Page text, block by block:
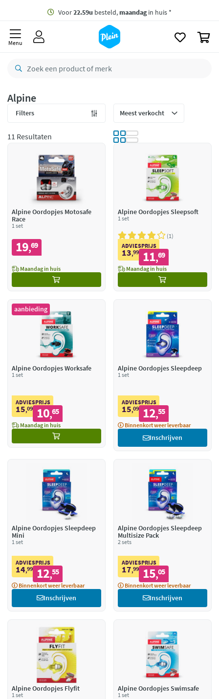
Gratis bezorging vanaf 35,- *
besteld,maandag
retourneren
Betaal met Klarna
Menu
Alpine
Filters
11 Resultaten
Alpine Oordopjes Motosafe
Race
1 set
19,69
Maandag in huis
Alpine Oordopjes Sleepsoft
1 set
1
ADVIESPRIJS
13,99 11,69
Maandag in huis
aanbieding
Alpine Oordopjes Worksafe
1 set
ADVIESPRIJS
15,09 10,65
Maandag in huis
Alpine Oordopjes Sleepdeep
1 set
ADVIESPRIJS
15,09 12,55
Binnenkort weer leverbaar
Inschrijven
Alpine Oordopjes Sleepdeep
Mini
1 set
ADVIESPRIJS
14,99 12,55
Binnenkort weer leverbaar
Inschrijven
Alpine Oordopjes Sleepdeep
Multisize Pack
2 sets
ADVIESPRIJS
17,99 15,05
Binnenkort weer leverbaar
Inschrijven
Alpine Oordopjes Flyfit
1 set
Alpine Oordopjes Swimsafe
1 set